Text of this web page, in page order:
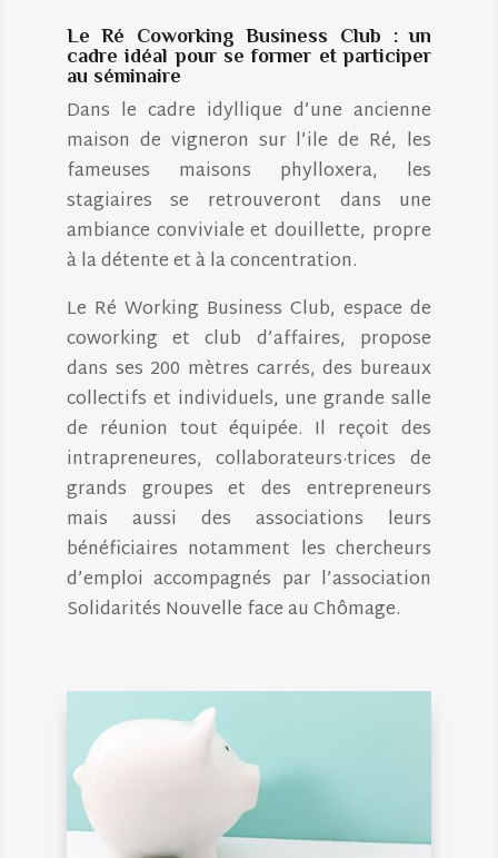
Le Ré Coworking Business Club : un
cadre idéal pour se former et participer
au séminaire
Dans le cadre idyllique d’une ancienne
maison de vigneron sur l’ile de Ré, les
fameuses maisons phylloxera, les
stagiaires se retrouveront dans une
ambiance conviviale et douillette, propre
à la détente et à la concentration.
Le Ré Working Business Club, espace de
coworking et club d’affaires, propose
dans ses 200 mètres carrés, des bureaux
collectifs et individuels, une grande salle
de réunion tout équipée. Il reçoit des
intrapreneures, collaborateurs·trices de
grands groupes et des entrepreneurs
mais aussi des associations leurs
bénéficiaires notamment les chercheurs
d’emploi accompagnés par l’association
Solidarités Nouvelle face au Chômage.